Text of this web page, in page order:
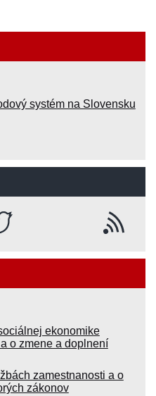
systém na Slovensku
ekonomike
o zmene a doplnení
zamestnanosti a o
zákonov